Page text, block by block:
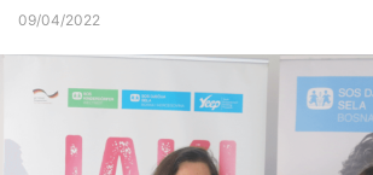
09/04/2022